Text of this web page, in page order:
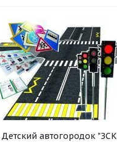
Детский автогородок "ЗСК